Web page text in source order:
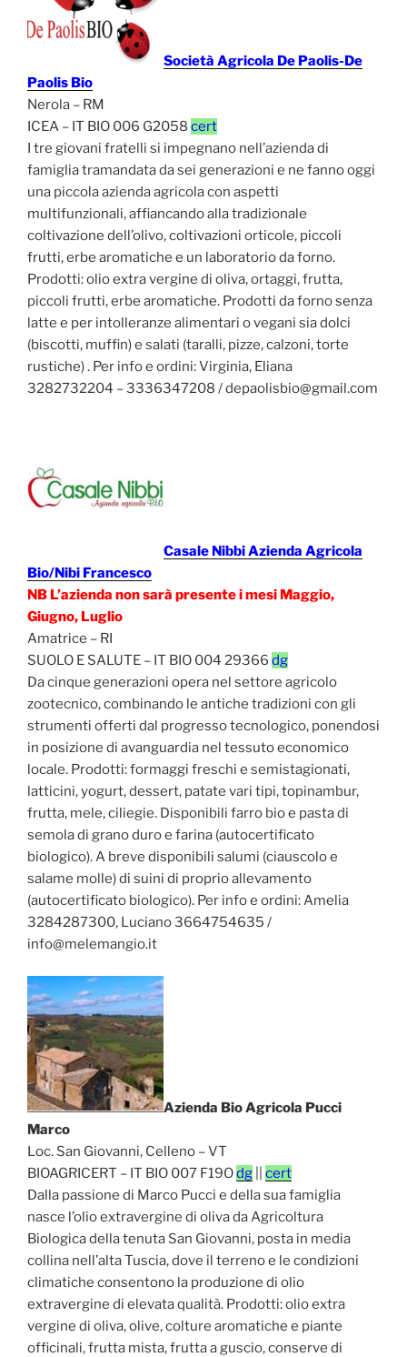
Società Agricola De Paolis-De
Paolis Bio
Nerola – RM
ICEA – IT BIO 006 G2058 cert
I tre giovani fratelli si impegnano nell’azienda di
famiglia tramandata da sei generazioni e ne fanno oggi
una piccola azienda agricola con aspetti
multifunzionali, affiancando alla tradizionale
coltivazione dell’olivo, coltivazioni orticole, piccoli
frutti, erbe aromatiche e un laboratorio da forno.
Prodotti: olio extra vergine di oliva, ortaggi, frutta,
piccoli frutti, erbe aromatiche. Prodotti da forno senza
latte e per intolleranze alimentari o vegani sia dolci
(biscotti, muffin) e salati (taralli, pizze, calzoni, torte
rustiche) . Per info e ordini: Virginia, Eliana
3282732204 – 3336347208 / depaolisbio@gmail.com
Casale Nibbi Azienda Agricola
Bio/Nibi Francesco
NB L’azienda non sarà presente i mesi Maggio,
Giugno, Luglio
Amatrice – RI
SUOLO E SALUTE – IT BIO 004 29366 dg
Da cinque generazioni opera nel settore agricolo
zootecnico, combinando le antiche tradizioni con gli
strumenti offerti dal progresso tecnologico, ponendosi
in posizione di avanguardia nel tessuto economico
locale. Prodotti: formaggi freschi e semistagionati,
latticini, yogurt, dessert, patate vari tipi, topinambur,
frutta, mele, ciliegie. Disponibili farro bio e pasta di
semola di grano duro e farina (autocertificato
biologico). A breve disponibili salumi (ciauscolo e
salame molle) di suini di proprio allevamento
(autocertificato biologico). Per info e ordini: Amelia
3284287300, Luciano 3664754635 /
info@melemangio.it
Azienda Bio Agricola Pucci
Marco
Loc. San Giovanni, Celleno – VT
BIOAGRICERT – IT BIO 007 F19Odg
cert
Dalla passione di Marco Pucci e della sua famiglia
nasce l’olio extravergine di oliva da Agricoltura
Biologica della tenuta San Giovanni, posta in media
collina nell’alta Tuscia, dove il terreno e le condizioni
climatiche consentono la produzione di olio
extravergine di elevata qualità. Prodotti: olio extra
vergine di oliva, olive, colture aromatiche e piante
officinali, frutta mista, frutta a guscio, conserve di